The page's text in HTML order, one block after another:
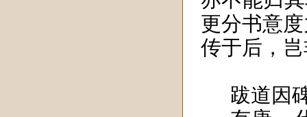
更分书意
传于后，
跋道因